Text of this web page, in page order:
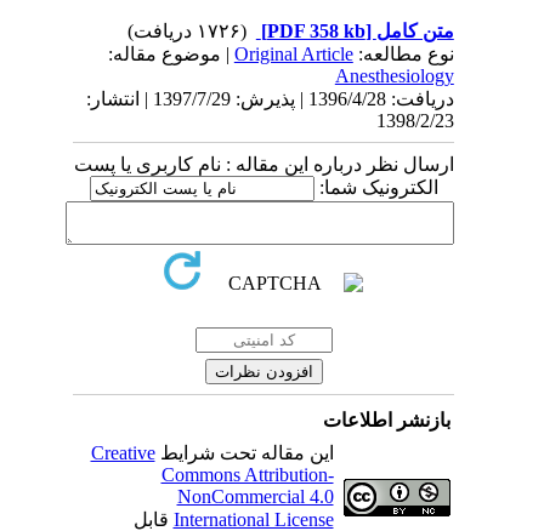
متن کامل[PDF 358 kb]
نوع مطالعه:Original Article| موضوع مقاله:
Anesthesiology
دریافت: 1396/4/28 | پذیرش: 1397/7/29 | انتشار:
1398/2/23
ارسال نظر درباره این مقاله : نام کاربری یا پست
الکترونیک شما:
بازنشر اطلاعات
این مقاله تحت شرایطCreative
Commons Attribution-
NonCommercial 4.0
International Licenseقابل